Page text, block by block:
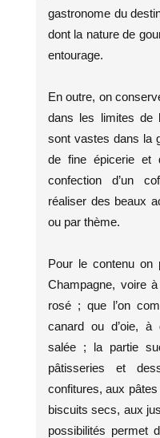
gastronome du
dont la nature de
entourage.
En outre, on
dans les limites de
sont vastes dans la
de fine épicerie et
confection d’un
réaliser des beaux
ou par thème.
Pour le contenu
Champagne, voire
rosé ; que l’on
canard ou d’oie,
salée ; la partie
pâtisseries et
confitures, aux
biscuits secs, aux
possibilités permet